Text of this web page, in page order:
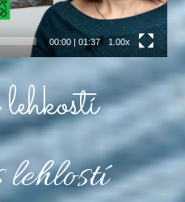
00:00| 01:37 1.00x